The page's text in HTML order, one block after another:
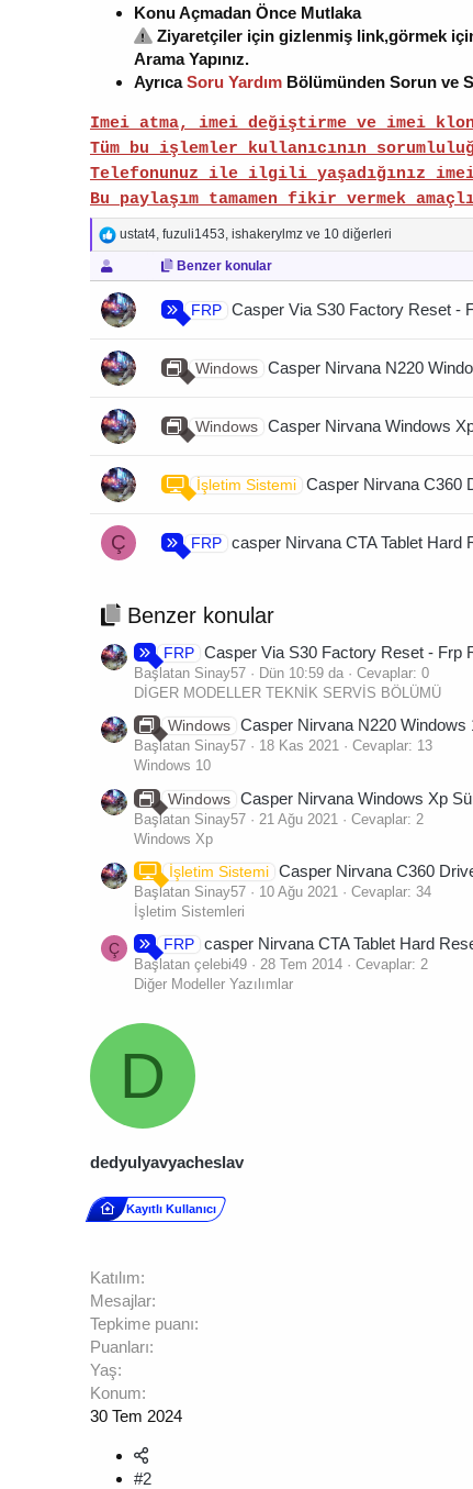
Konu Açmadan Önce Mutlaka
Ziyaretçiler için gizlenmiş link,görmek
Arama Yapınız.
AyrıcaSoru Yardım Bölümünden Sorun ve
Imei atma, imei değiştirme ve imei
Tüm bu işlemler kullanıcının
Telefonunuz ile ilgili yaşadığınız imei
Bu paylaşım tamamen fikir vermek
T
e
k
i
l
r
:
ustat4 fuzuli1453 ishakerylmz ve 10 diğerleri
Benzer konular
FRP Casper Via S30 Factory Reset -
Windows Casper Nirvana N220
Windows Casper Nirvana Windows
İşletim Sistemi Casper Nirvana C360
Ç FRP casper Nirvana CTA Tablet Hard
Benzer konular
FRP Casper Via S30 Factory Reset - Frp
Başlatan Sinay57 Dün 10:59 da
Cevaplar: 0
DİGER MODELLER TEKNİK SERVİS BÖLÜMÜ
Windows Casper Nirvana N220 Windows
Başlatan Sinay57 18 Kas 2021
Cevaplar: 13
Windows 10
Windows Casper Nirvana Windows Xp
Başlatan Sinay57 21 Ağu 2021
Cevaplar: 2
Windows Xp
İşletim Sistemi Casper Nirvana C360
Başlatan Sinay57 10 Ağu 2021
Cevaplar: 34
İşletim Sistemleri
Ç FRP casper Nirvana CTA Tablet Hard
Başlatan çelebi49 28 Tem 2014
Cevaplar: 2
Diğer Modeller Yazılımlar
D
dedyulyavyacheslav
Kayıtlı Kullanıcı
Katılım
Mesajlar
Tepkime puanı
Puanları
Yaş
Konum
30 Tem 2024
#2